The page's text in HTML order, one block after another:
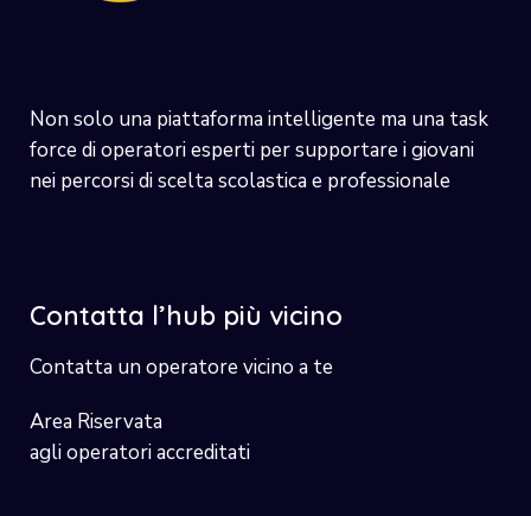
Non solo una piattaforma intelligente ma una task
force di operatori esperti per supportare i giovani
nei percorsi di scelta scolastica e professionale
Contatta l’hub più vicino
Contatta un operatore vicino a te
Area Riservata
agli operatori accreditati